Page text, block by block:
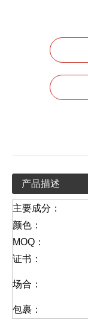
产品描述
主要成分：
颜色：
MOQ：
证书：
场合：
包裹：